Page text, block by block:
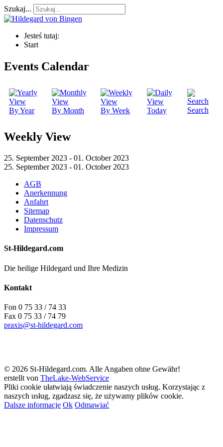
Szukaj...
Jesteś tutaj:
Start
Events Calendar
By Year By Month By Week Today Search
Weekly View
25. September 2023 - 01. October 2023
25. September 2023 - 01. October 2023
AGB
Anerkennung
Anfahrt
Sitemap
Datenschutz
Impressum
St-Hildegard.com
Die heilige Hildegard und Ihre Medizin
Kontakt
Fon 0 75 33 / 74 33
Fax 0 75 33 / 74 79
praxis@st-hildegard.com
© 2026 St-Hildegard.com. Alle Angaben ohne Gewähr!
erstellt von TheLake-WebService
Pliki cookie ułatwiają świadczenie naszych usług. Korzystając z
naszych usług, zgadzasz się, że używamy plików cookie.
Dalsze informacje Ok Odmawiać